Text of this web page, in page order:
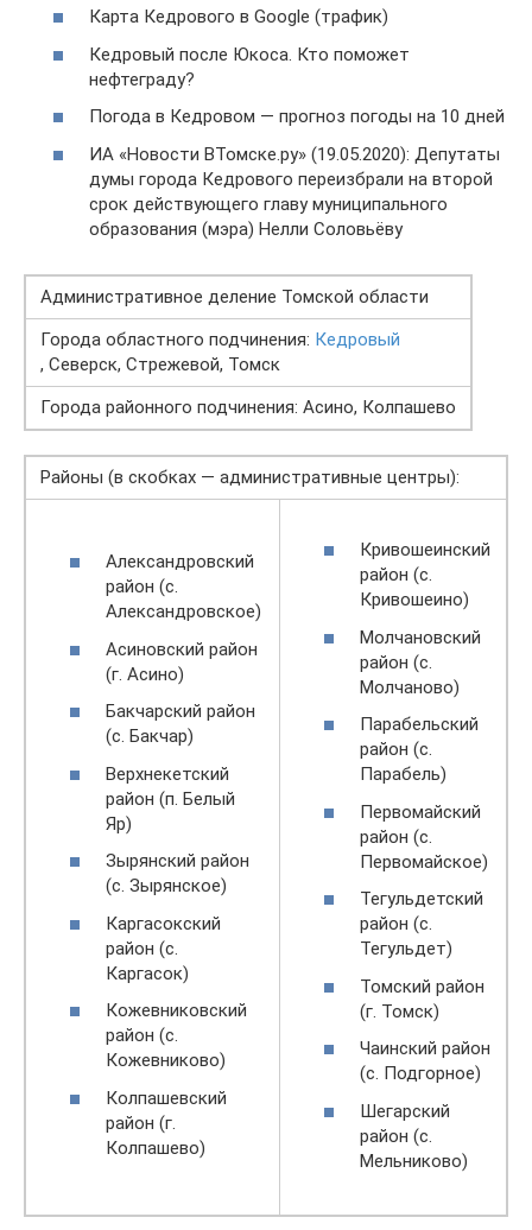
Карта Кедрового в Google (трафик)
Кедровый после Юкоса. Кто поможет
нефтеграду?
Погода в Кедровом — прогноз погоды на 10 дней
ИА «Новости ВТомске.ру» (19.05.2020): Депутаты
думы города Кедрового переизбрали на второй
срок действующего главу муниципального
образования (мэра) Нелли Соловьёву
Административное деление Томской области
Города областного подчинения: Кедровый
, Северск, Стрежевой, Томск
Города районного подчинения: Асино, Колпашево
Районы (в скобках — административные центры):
Александровский
район (с.
Александровское)
Асиновский район
(г. Асино)
Бакчарский район
(с. Бакчар)
Верхнекетский
район (п. Белый
Яр)
Зырянский район
(с. Зырянское)
Каргасокский
район (с.
Каргасок)
Кожевниковский
район (с.
Кожевниково)
Колпашевский
район (г.
Колпашево)
Кривошеинский
район (с.
Кривошеино)
Молчановский
район (с.
Молчаново)
Парабельский
район (с.
Парабель)
Первомайский
район (с.
Первомайское)
Тегульдетский
район (с.
Тегульдет)
Томский район
(г. Томск)
Чаинский район
(с. Подгорное)
Шегарский
район (с.
Мельниково)